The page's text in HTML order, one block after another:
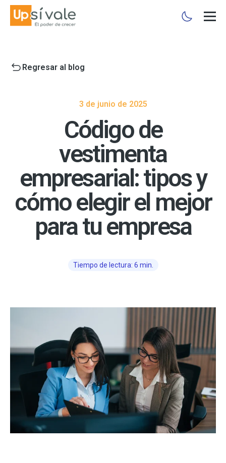
Regresar al blog
3 de junio de 2025
Código de
vestimenta
empresarial: tipos y
cómo elegir el mejor
para tu empresa
Tiempo de lectura: 6 min.